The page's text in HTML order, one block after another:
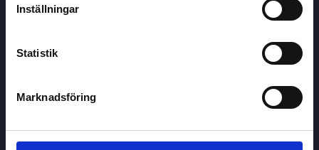
Inställningar
Statistik
Marknadsföring